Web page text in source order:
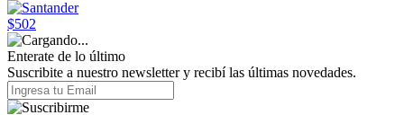
$502
Enterate de lo último
Suscribite a nuestro newsletter y recibí las últimas novedades.